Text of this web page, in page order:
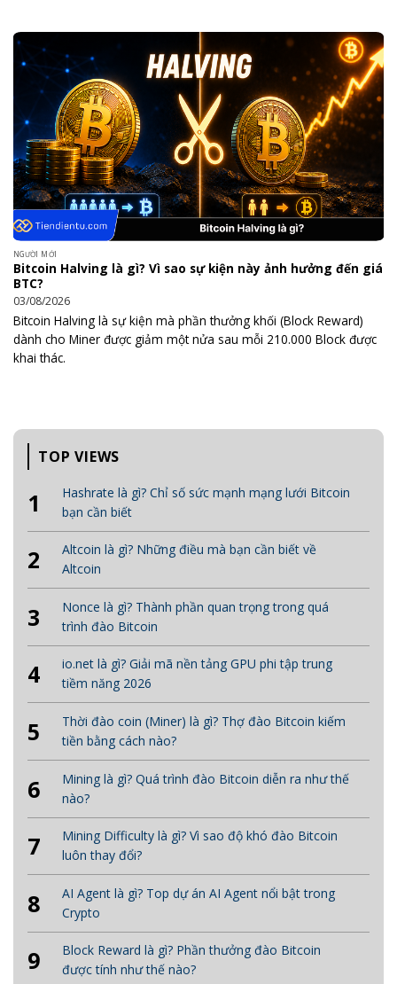
NGƯỜI MỚI
Bitcoin Halving là gì? Vì sao sự kiện này ảnh hưởng đến giá
BTC?
03/08/2026
Bitcoin Halving là sự kiện mà phần thưởng khối (Block Reward)
dành cho Miner được giảm một nửa sau mỗi 210.000 Block được
khai thác.
TOP VIEWS
1
Hashrate là gì? Chỉ số sức mạnh mạng lưới Bitcoin
bạn cần biết
2
Altcoin là gì? Những điều mà bạn cần biết về
Altcoin
3
Nonce là gì? Thành phần quan trọng trong quá
trình đào Bitcoin
4
io.net là gì? Giải mã nền tảng GPU phi tập trung
tiềm năng 2026
5
Thời đào coin (Miner) là gì? Thợ đào Bitcoin kiếm
tiền bằng cách nào?
6
Mining là gì? Quá trình đào Bitcoin diễn ra như thế
nào?
7
Mining Difficulty là gì? Vì sao độ khó đào Bitcoin
luôn thay đổi?
8
AI Agent là gì? Top dự án AI Agent nổi bật trong
Crypto
9
Block Reward là gì? Phần thưởng đào Bitcoin
được tính như thế nào?